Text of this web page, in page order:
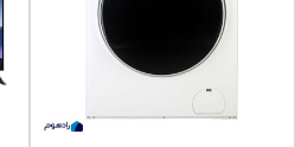
انواع ماشین ظرفشویی جی پلاس
جی پلاس علاوه بر کیفیت، توجه ویژه‌ای به
این رمز موفقیت جی پلاس است.
محبوب‌ترین و پرفروش‌ترین کالاهای جی